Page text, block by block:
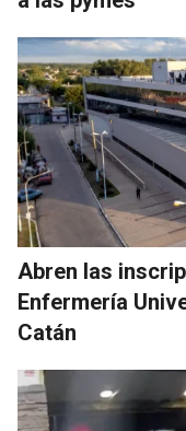
Abren las
Enfermería
Catán